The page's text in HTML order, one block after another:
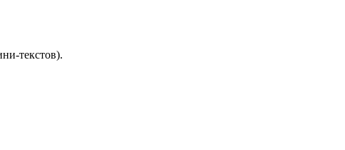
текстов).